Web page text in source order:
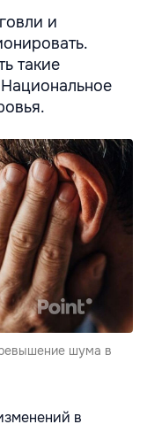
и
такие
шума в
в